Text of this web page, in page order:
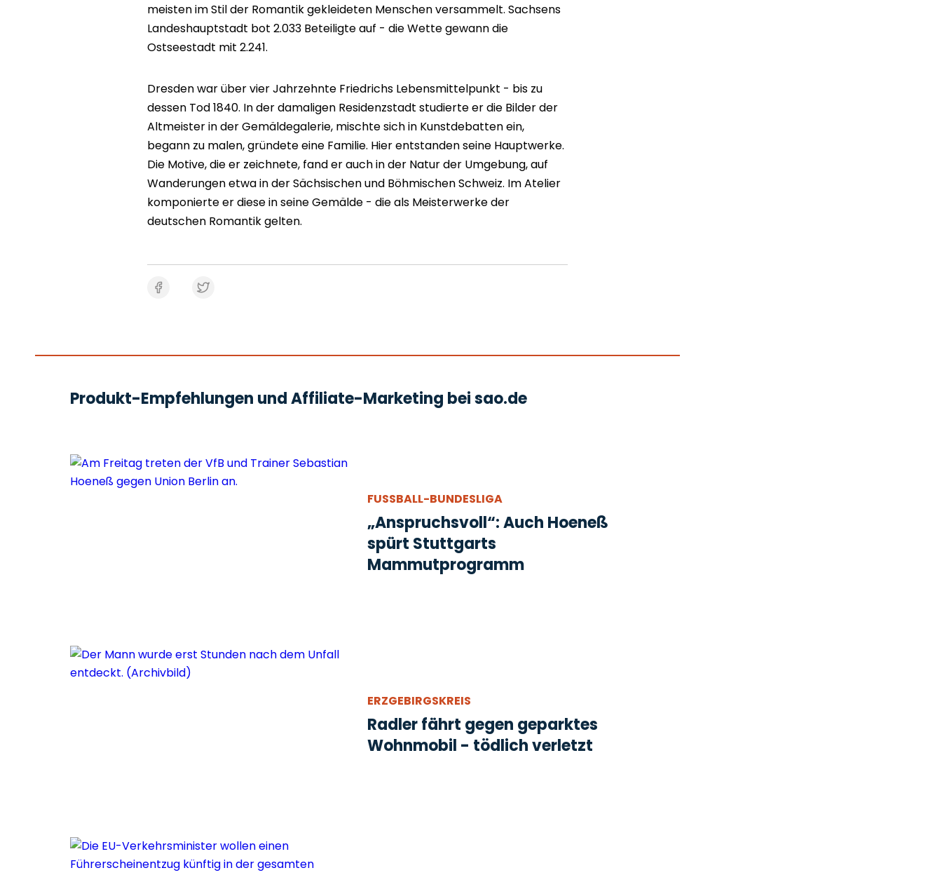
meisten im Stil der Romantik gekleideten Menschen versammelt. Sachsens
Landeshauptstadt bot 2.033 Beteiligte auf - die Wette gewann die
Ostseestadt mit 2.241.
Dresden war über vier Jahrzehnte Friedrichs Lebensmittelpunkt - bis zu
dessen Tod 1840. In der damaligen Residenzstadt studierte er die Bilder der
Altmeister in der Gemäldegalerie, mischte sich in Kunstdebatten ein,
begann zu malen, gründete eine Familie. Hier entstanden seine Hauptwerke.
Die Motive, die er zeichnete, fand er auch in der Natur der Umgebung, auf
Wanderungen etwa in der Sächsischen und Böhmischen Schweiz. Im Atelier
komponierte er diese in seine Gemälde - die als Meisterwerke der
deutschen Romantik gelten.
Produkt-Empfehlungen und Affiliate-Marketing bei sao.de
FUSSBALL-BUNDESLIGA
„Anspruchsvoll“: Auch Hoeneß
spürt Stuttgarts
Mammutprogramm
ERZGEBIRGSKREIS
Radler fährt gegen geparktes
Wohnmobil - tödlich verletzt